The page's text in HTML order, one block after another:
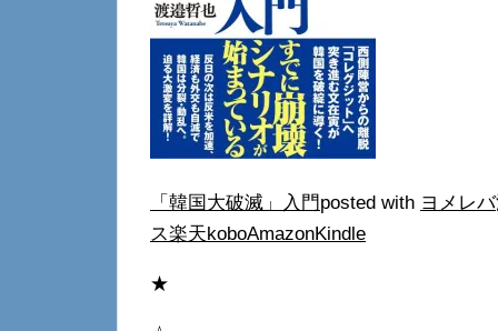
「韓国大破滅」入門posted with ヨメレバ
ス楽天koboAmazonKindle
★